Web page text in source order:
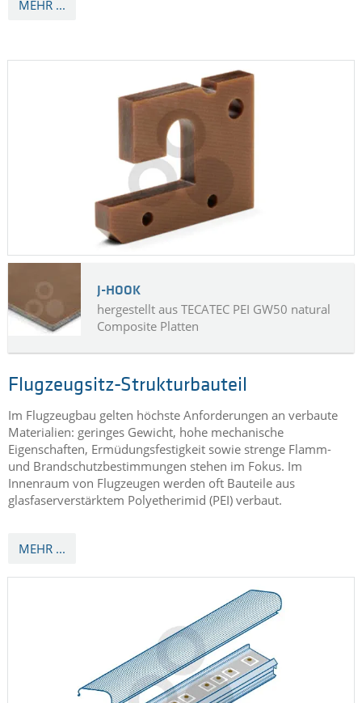
Alle beweglichen Stangen und Stäbe im Fahrwerk
müssen geschmiert werden, um einen sicheren Betrieb zu
gewährleisten. Alle beweglichen Stangen und Stäbe werden
über den Schmiererstopfen mit Schmiermittel versorgt. Dieser
Stopfen wird aus TECAFORM AD (POM-H) von Ensinger
J-HOOK
hergestellt aus TECATEC PEI GW50 natural
Flugzeugsitz-Strukturbauteil
Im Flugzeugbau gelten höchste Anforderungen an verbaute
Materialien: geringes Gewicht, hohe mechanische
Eigenschaften, Ermüdungsfestigkeit sowie strenge Flamm-
und Brandschutzbestimmungen stehen im Fokus. Im
Innenraum von Flugzeugen werden oft Bauteile aus
glasfaserverstärktem Polyetherimid (PEI) verbaut.